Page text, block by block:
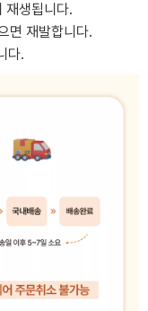
재생됩니다.
면 재발합니다.
다.